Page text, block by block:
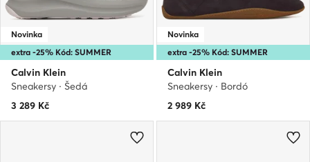
extra -25% Kód: SUMMER
Novinka
Calvin Klein
Sneakersy · Šedá
3 289 Kč
extra -25% Kód: SUMMER
Novinka
Calvin Klein
Sneakersy · Bordó
2 989 Kč